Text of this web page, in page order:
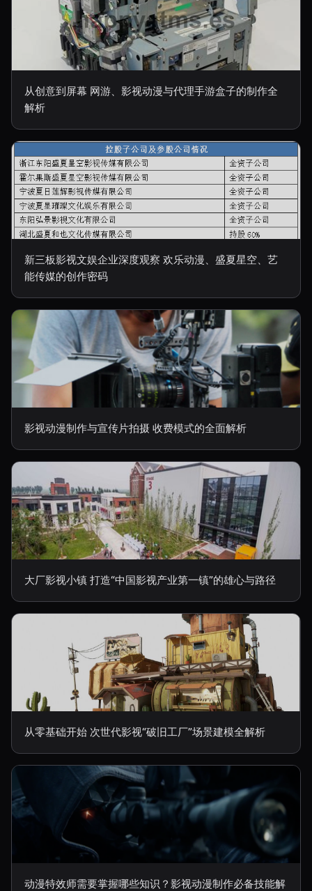
从创意到屏幕 网游、影视动漫与代理手游盒子的制作全
解析
新三板影视文娱企业深度观察 欢乐动漫、盛夏星空、艺
能传媒的创作密码
影视动漫制作与宣传片拍摄 收费模式的全面解析
大厂影视小镇 打造“中国影视产业第一镇”的雄心与路径
从零基础开始 次世代影视“破旧工厂”场景建模全解析
动漫特效师需要掌握哪些知识？影视动漫制作必备技能解